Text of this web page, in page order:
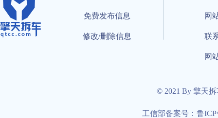
免费发布信息
修改/删除信息
网
联
网
© 2021 By 擎天
工信部备案号：鲁